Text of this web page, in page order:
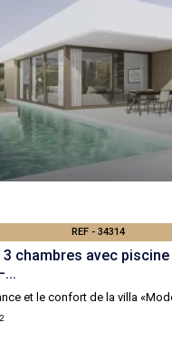
REF - 34314
chambres avec piscine
et le confort de la villa
2